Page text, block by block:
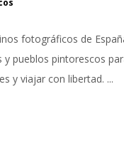
fotográficos de
y pueblos pintorescos
y viajar con libertad. ...